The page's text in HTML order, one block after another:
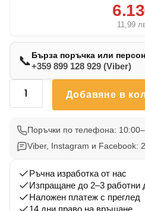
11,99
📞Бърза поръчка или
+359 899 128 929 (Viber)
количество
Хъски
002
Добавяне в
Поръчки по телефона:
Viber, Instagram и Facebook:
Ръчна изработка от нас
Изпращане до 2–3 работни
Наложен платеж с преглед
14 дни право на връщане